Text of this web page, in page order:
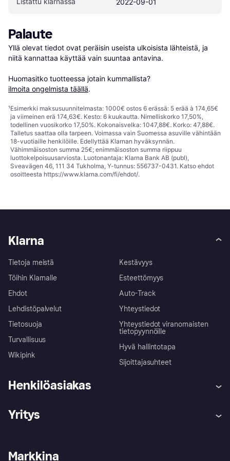
2022-09-01
Palaute
Yllä olevat tiedot ovat peräisin useista ulkoisista lähteistä, ja
niitä kannattaa käyttää vain suuntaa antavina.
Huomasitko tuotteessa jotain kummallista?
ilmoita ongelmista täällä.
¹Esimerkki maksusuunnitelmasta: 1000€ ostos 6 erässä: 5 erää à 174,65€
ja viimeinen erä 174,63€. Kesto: 6 kuukautta. Nimelliskorko 17,50%,
todellinen vuosikorko 17,50%. Kokonaisvelka: 1047,88€. Korko: 47,88€.
Talletus saattaa olla tarpeen. Voimassa vain Suomessa asuville vähintään
18-vuotiaille henkilöille. Edellyttää Klarnan hyväksynnän.
Vähimmäisoston summa 25€; enimmäisoston summa riippuu
luottokelpoisuusarviosta. Luotonantaja: Klarna Bank AB (publ),
Sveavägen 46, 111 34 Tukholma, Y-tunnus: 556737-0431. Katso ehdot
osoitteesta https://www.klarna.com/fi/ehdot/.
Klarna
Tietoja meistä
Töihin Klarnalle
Ehdot
Lehdistöpalvelut
Tietosuoja
Turvallisuus
Wikipink
Kestävyys
Esteettömyys
Auto-Track
Yhteystiedot
Yhteystiedot viranomaisten
tietopyynnöille
Hyvä hallintotapa
Sijoittajasuhteet
Henkilöasiakas
Ohje
Kirjaudu sisään
Tutustu kauppoihin
Yritys
Kirjaudu sisään yrityksenä
Markkina